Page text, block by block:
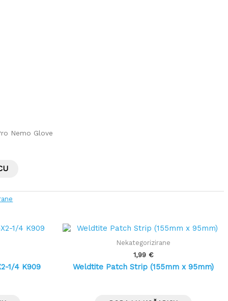
Nemo Glove
1/4 K909
Nekategorizirane
1,99 €
Weldtite Patch Strip (155mm x 95mm)